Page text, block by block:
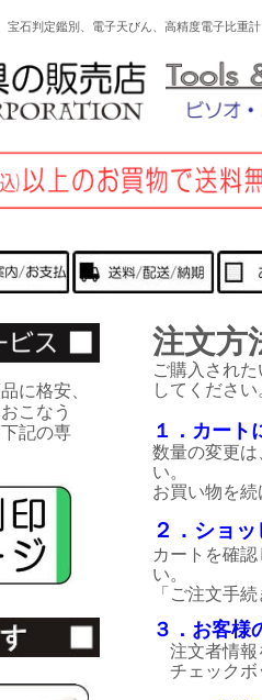
宝石判定鑑別、電子天びん、高精度電子比
注文方
ご購入され
してください
１．カート
数量の変更
い。
お買い物を
２．ショ
カートを確
い。
「ご注文手
３．お客様
注文者情報
チェックボ
に格安、
こなう
記の専